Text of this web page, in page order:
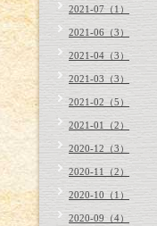
2021-07（1）
2021-06（3）
2021-04（3）
2021-03（3）
2021-02（5）
2021-01（2）
2020-12（3）
2020-11（2）
2020-10（1）
2020-09（4）